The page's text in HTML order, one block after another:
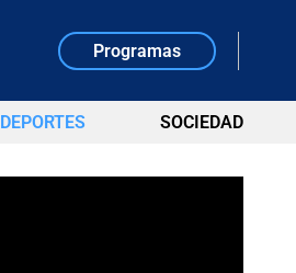
Programas
DEPORTES SOCIEDAD